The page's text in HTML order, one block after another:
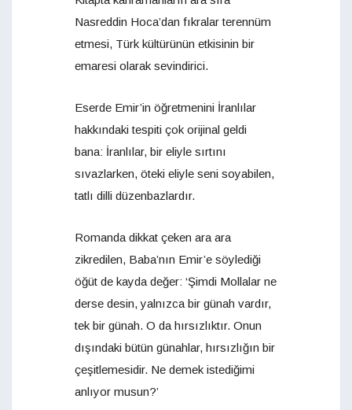
Nasreddin Hoca’dan fıkralar terennüm
etmesi, Türk kültürünün etkisinin bir
emaresi olarak sevindirici.
Eserde Emir’in öğretmenini İranlılar
hakkındaki tespiti çok orijinal geldi
bana: İranlılar, bir eliyle sırtını
sıvazlarken, öteki eliyle seni soyabilen,
tatlı dilli düzenbazlardır.
Romanda dikkat çeken ara ara
zikredilen, Baba’nın Emir’e söylediği
öğüt de kayda değer: ‘Şimdi Mollalar ne
derse desin, yalnızca bir günah vardır,
tek bir günah. O da hırsızlıktır. Onun
dışındaki bütün günahlar, hırsızlığın bir
çeşitlemesidir. Ne demek istediğimi
anlıyor musun?’